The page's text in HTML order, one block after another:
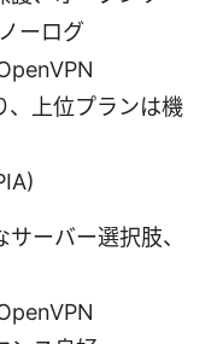
ーログ
、上位プランは機
ーバー選択肢、